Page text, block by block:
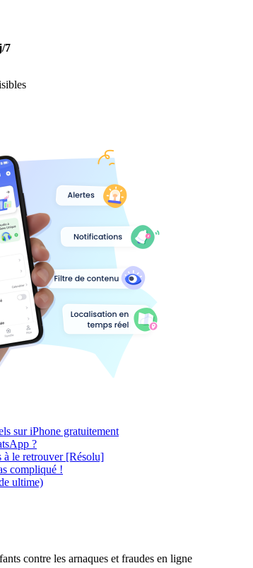
7
sur iPhone gratuitement
?
à le retrouver [Résolu]
compliqué !
ultime)
contre les arnaques et fraudes en ligne